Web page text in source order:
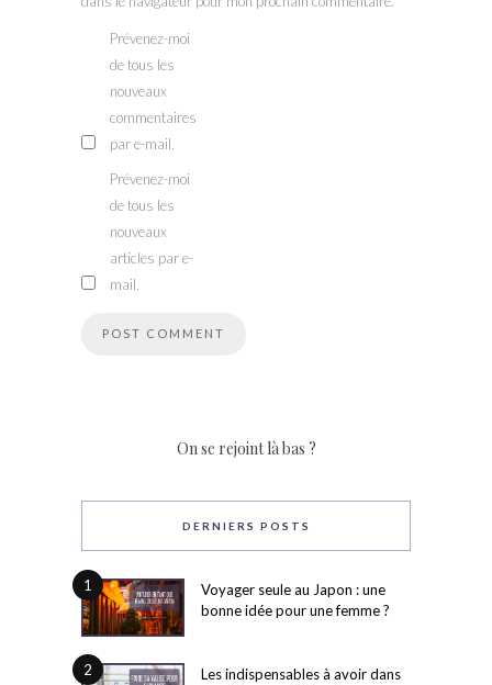
Prévenez-moi
de tous les
nouveaux
commentaires
par e-mail.
Prévenez-moi
de tous les
nouveaux
articles par e-
mail.
On se rejoint là bas ?
DERNIERS POSTS
1
Voyager seule au Japon : une
bonne idée pour une femme ?
2
Les indispensables à avoir dans